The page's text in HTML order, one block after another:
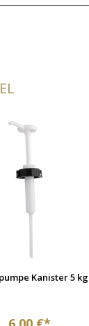
Kanister 5 kg